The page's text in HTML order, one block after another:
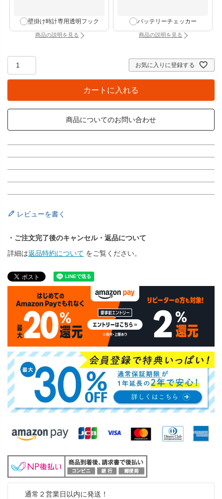
壁掛け時計専用透明フック
商品の説明を見る：壁掛け時計専用透明フック（別タブで開きます）
バッテリーチェッカー
商品の説明を見る：バッテリーチェッカ
お気に入りに登録する
カートに入れる
商品についてのお問い合わせ
レビューを書く
・ご注文完了後のキャンセル・返品について
詳細は返品特約について をご覧ください。
通常２営業日以内に発送！